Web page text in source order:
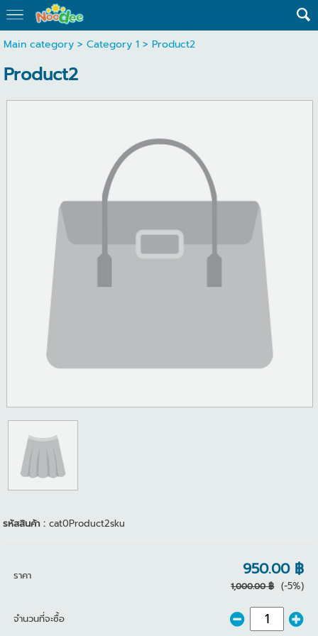
Main category> Category 1> Product2
Product2
รหัสสินค้า :cat0Product2sku
ราคา 950.00 ฿
1,000.00 ฿ (-5%)
จำนวนที่จะซื้อ